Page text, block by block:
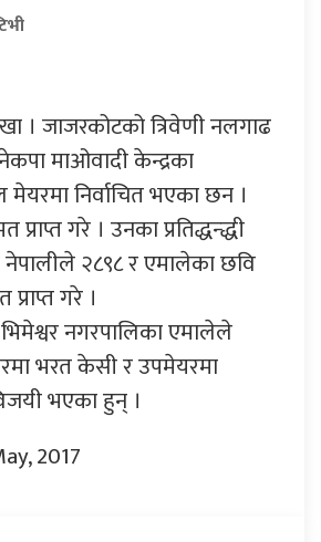
। जाजरकोटको त्रिवेणी नलगाढ
माओवादी केन्द्रका
निर्वाचित भएका छन ।
गरे । उनका प्रतिद्धन्द्धी
नेपालीले २८९८ र एमालेका छवि
गरे ।
नगरपालिका एमालेले
भरत केसी र उपमेयरमा
भएका हुन् ।
2017